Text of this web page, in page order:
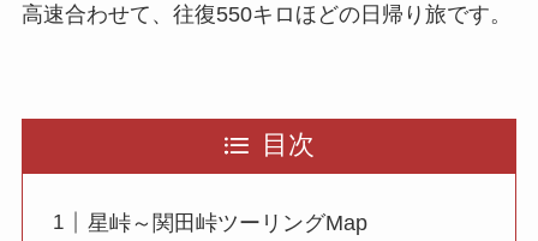
高速合わせて、往復550キロほどの日帰り旅です。
目次
星峠～関田峠ツーリングMap